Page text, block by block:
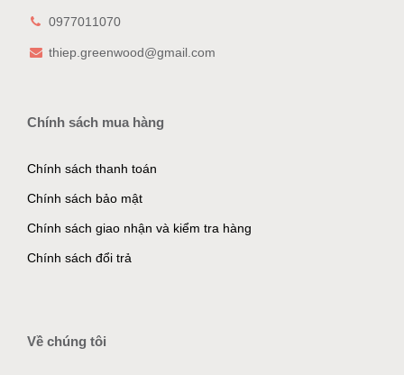
0977011070
thiep.greenwood@gmail.com
Chính sách mua hàng
Chính sách thanh toán
Chính sách bảo mật
Chính sách giao nhận và kiểm tra hàng
Chính sách đổi trả
Về chúng tôi